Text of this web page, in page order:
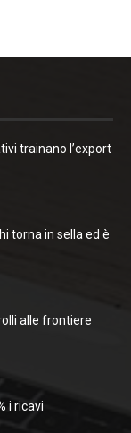
trainano l’export
torna in sella ed è
alle frontiere
i ricavi